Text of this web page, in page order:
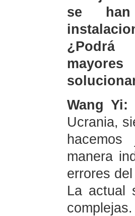
se
Wang Yi:
Ucrania,
manera
errores
La actual